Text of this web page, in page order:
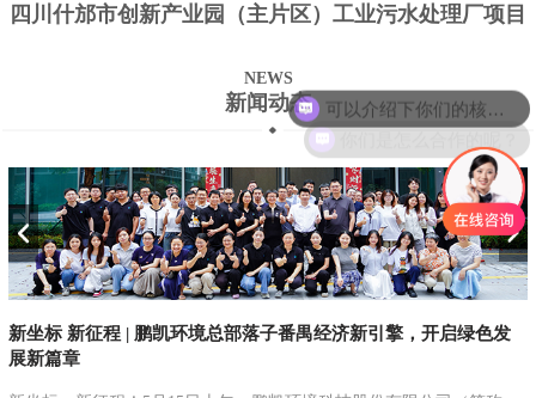
四川什邡市创新产业园（主片区）工业污水处理厂项目
NEWS
新闻动态
新坐标 新征程 | 鹏凯环境总部落子番禺经济新引擎，开启绿色发
展新篇章
你们是怎么合作的呢？